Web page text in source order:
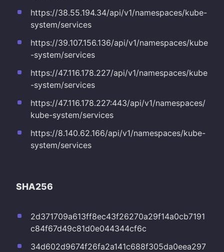
https://38.55.194.34/api/v1/namespaces/kube-
system/services
https://39.107.156.136/api/v1/namespaces/kube
-system/services
https://47.116.178.227/api/v1/namespaces/kube
-system/services
https://47.116.178.227:443/api/v1/namespaces/
kube-system/services
https://8.140.62.166/api/v1/namespaces/kube-
system/services
SHA256
2d371709a613ff8ec43f26270a29f14a0cb7191
c84f67d49c81d0e044344cf6c
34d602d9674f26fa2a141c688f305da0eea297